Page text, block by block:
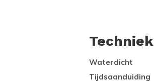
Techniek
Waterdicht
Tijdsaanduiding